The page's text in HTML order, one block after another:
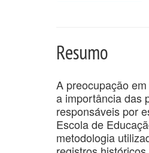
Resumo
A preocupação
a importância das
responsáveis por
Escola de
metodologia